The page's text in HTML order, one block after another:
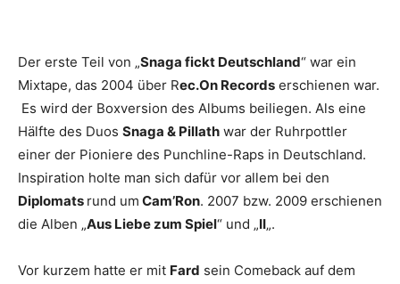
Der erste Teil von „Snaga fickt Deutschland“ war ein
Mixtape, das 2004 über Rec.On Records erschienen war.
Es wird der Boxversion des Albums beiliegen. Als eine
Hälfte des Duos Snaga & Pillath war der Ruhrpottler
einer der Pioniere des Punchline-Raps in Deutschland.
Inspiration holte man sich dafür vor allem bei den
Diplomats rund um Cam’Ron. 2007 bzw. 2009 erschienen
die Alben „Aus Liebe zum Spiel“ und „II„.
Vor kurzem hatte er mit Fard sein Comeback auf dem